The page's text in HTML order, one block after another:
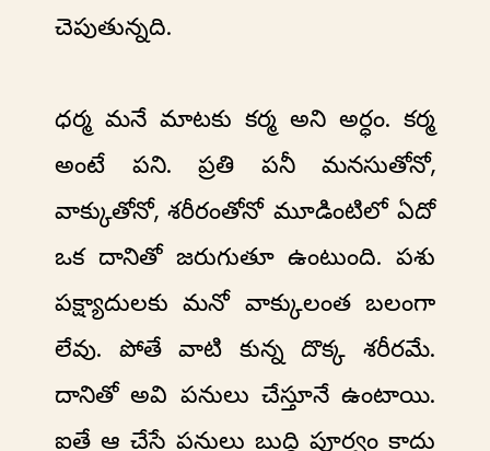
చెపుతున్నది.
ధర్మ మనే మాటకు కర్మ అని అర్ధం. కర్మ
అంటే పని. ప్రతి పనీ మనసుతోనో,
వాక్కుతోనో, శరీరంతోనో మూడింటిలో ఏదో
ఒక దానితో జరుగుతూ ఉంటుంది. పశు
పక్ష్యాదులకు మనో వాక్కులంత బలంగా
లేవు. పోతే వాటి కున్న దొక్క శరీరమే.
దానితో అవి పనులు చేస్తూనే ఉంటాయి.
ఐతే ఆ చేసే పనులు బుద్ది పూర్వం కాదు